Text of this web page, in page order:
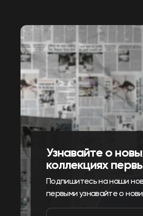
Узнавайте о
коллекциях
Подпишитесь на наши
первыми узнавайте о